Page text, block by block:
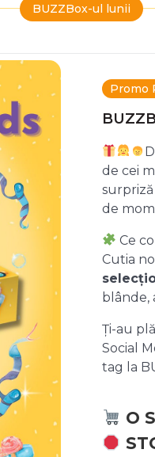
BUZZBox-ul lunii
Promo
de cei
de
Ce
Cutia
blânde,
Ți-au
Social
tag la
O